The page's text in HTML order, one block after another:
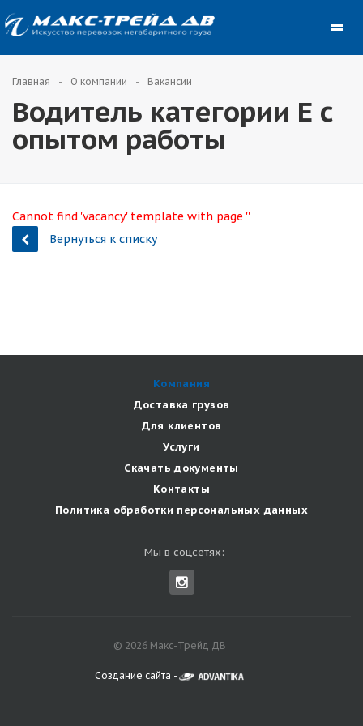
Главная О компании Вакансии
Водитель категории Е с
опытом работы
Cannot find 'vacancy' template with page ''
Вернуться к списку
Компания
Доставка грузов
Для клиентов
Услуги
Скачать документы
Контакты
Политика обработки персональных данных
Мы в соцсетях:
© 2026 Макс-Трейд ДВ
Создание сайта -